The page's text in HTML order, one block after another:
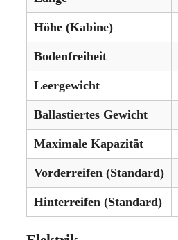
Höhe (Kabine)
Bodenfreiheit
Leergewicht
Ballastiertes Gewicht
Maximale Kapazität
Vorderreifen (Standard)
Hinterreifen (Standard)